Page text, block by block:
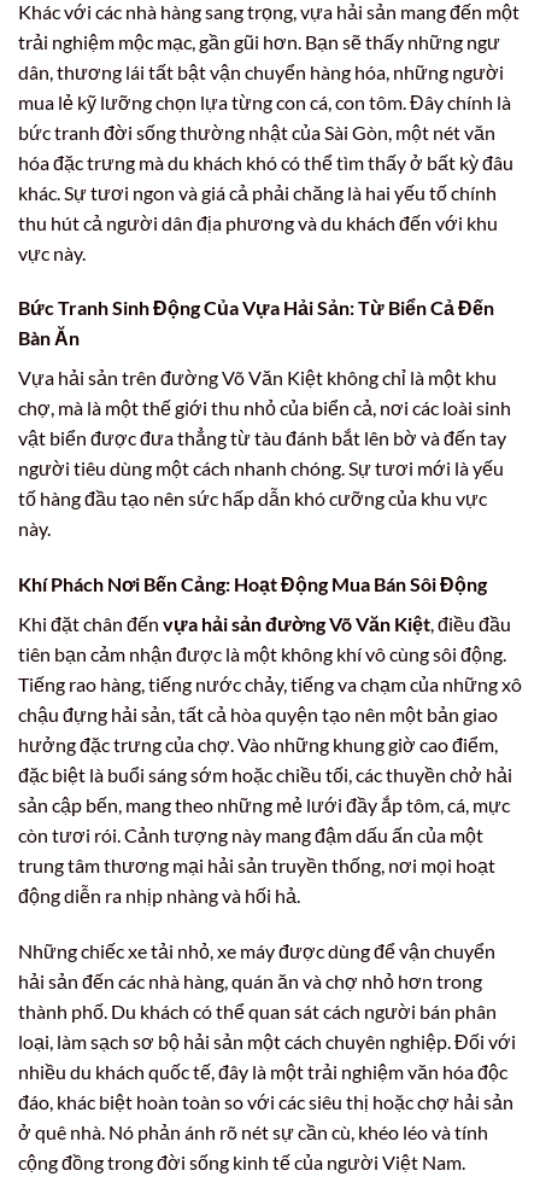
Khác với các nhà hàng sang trọng, vựa hải sản mang đến một
trải nghiệm mộc mạc, gần gũi hơn. Bạn sẽ thấy những ngư
dân, thương lái tất bật vận chuyển hàng hóa, những người
mua lẻ kỹ lưỡng chọn lựa từng con cá, con tôm. Đây chính là
bức tranh đời sống thường nhật của Sài Gòn, một nét văn
hóa đặc trưng mà du khách khó có thể tìm thấy ở bất kỳ đâu
khác. Sự tươi ngon và giá cả phải chăng là hai yếu tố chính
thu hút cả người dân địa phương và du khách đến với khu
vực này.
Bức Tranh Sinh Động Của Vựa Hải Sản: Từ Biển Cả Đến
Bàn Ăn
Vựa hải sản trên đường Võ Văn Kiệt không chỉ là một khu
chợ, mà là một thế giới thu nhỏ của biển cả, nơi các loài sinh
vật biển được đưa thẳng từ tàu đánh bắt lên bờ và đến tay
người tiêu dùng một cách nhanh chóng. Sự tươi mới là yếu
tố hàng đầu tạo nên sức hấp dẫn khó cưỡng của khu vực
này.
Khí Phách Nơi Bến Cảng: Hoạt Động Mua Bán Sôi Động
Khi đặt chân đến vựa hải sản đường Võ Văn Kiệt, điều đầu
tiên bạn cảm nhận được là một không khí vô cùng sôi động.
Tiếng rao hàng, tiếng nước chảy, tiếng va chạm của những xô
chậu đựng hải sản, tất cả hòa quyện tạo nên một bản giao
hưởng đặc trưng của chợ. Vào những khung giờ cao điểm,
đặc biệt là buổi sáng sớm hoặc chiều tối, các thuyền chở hải
sản cập bến, mang theo những mẻ lưới đầy ắp tôm, cá, mực
còn tươi rói. Cảnh tượng này mang đậm dấu ấn của một
trung tâm thương mại hải sản truyền thống, nơi mọi hoạt
động diễn ra nhịp nhàng và hối hả.
Những chiếc xe tải nhỏ, xe máy được dùng để vận chuyển
hải sản đến các nhà hàng, quán ăn và chợ nhỏ hơn trong
thành phố. Du khách có thể quan sát cách người bán phân
loại, làm sạch sơ bộ hải sản một cách chuyên nghiệp. Đối với
nhiều du khách quốc tế, đây là một trải nghiệm văn hóa độc
đáo, khác biệt hoàn toàn so với các siêu thị hoặc chợ hải sản
ở quê nhà. Nó phản ánh rõ nét sự cần cù, khéo léo và tính
cộng đồng trong đời sống kinh tế của người Việt Nam.